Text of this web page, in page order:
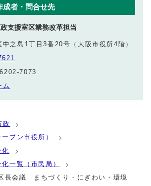
成者・問合せ先
支援室区業務改革担当
中之島1丁目3番20号（大阪市役所4階）
7073
ム
政
プン市役所）
化
一覧（市民局）
会議 まちづくり・にぎわい・環境